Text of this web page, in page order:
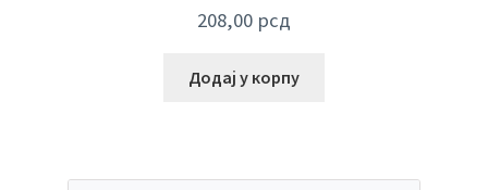
208,00 рсд
Додај у корпу